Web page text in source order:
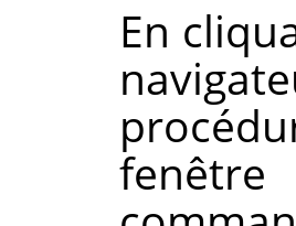
En